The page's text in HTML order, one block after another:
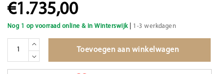
€1.735,00
Nog 1 op voorraad online & in Winterswijk| 1-3 werkdagen
Toevoegen aan winkelwagen